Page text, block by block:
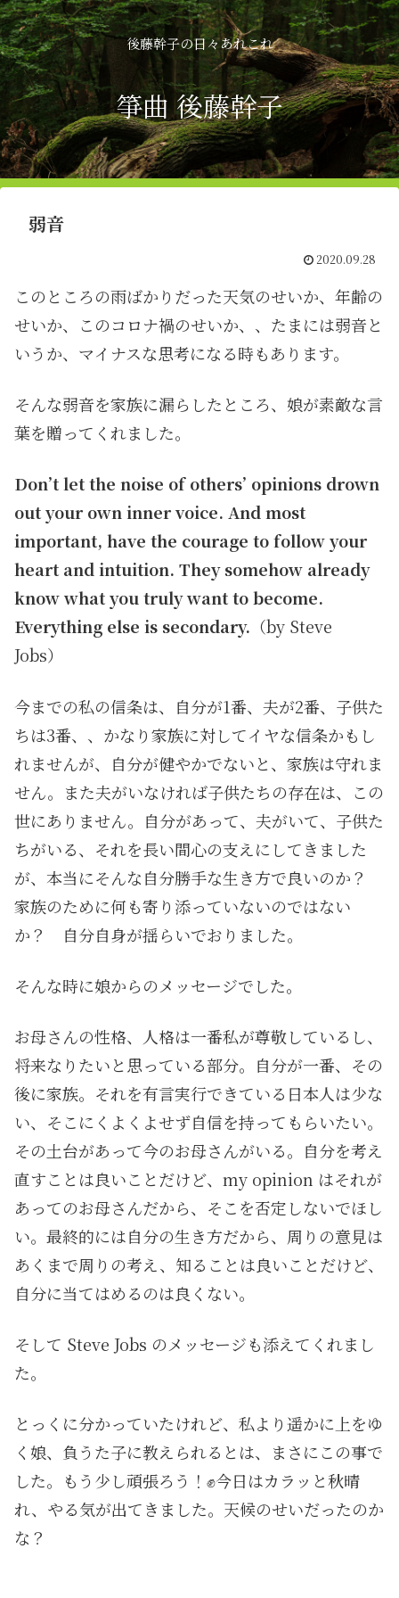
後藤幹子の日々あれこれ
箏曲 後藤幹子
弱音
2020.09.28
このところの雨ばかりだった天気のせいか、年齢の
せいか、このコロナ禍のせいか、、たまには弱音と
いうか、マイナスな思考になる時もあります。
そんな弱音を家族に漏らしたところ、娘が素敵な言
葉を贈ってくれました。
Don’t let the noise of others’ opinions drown
out your own inner voice. And most
important, have the courage to follow your
heart and intuition. They somehow already
know what you truly want to become.
Everything else is secondary. （by Steve
Jobs）
今までの私の信条は、自分が1番、夫が2番、子供た
ちは3番、、かなり家族に対してイヤな信条かもし
れませんが、自分が健やかでないと、家族は守れま
せん。また夫がいなければ子供たちの存在は、この
世にありません。自分があって、夫がいて、子供た
ちがいる、それを長い間心の支えにしてきました
が、本当にそんな自分勝手な生き方で良いのか？
家族のために何も寄り添っていないのではない
か？ 自分自身が揺らいでおりました。
そんな時に娘からのメッセージでした。
お母さんの性格、人格は一番私が尊敬しているし、
将来なりたいと思っている部分。自分が一番、その
後に家族。それを有言実行できている日本人は少な
い、そこにくよくよせず自信を持ってもらいたい。
その土台があって今のお母さんがいる。自分を考え
直すことは良いことだけど、my opinion はそれが
あってのお母さんだから、そこを否定しないでほし
い。最終的には自分の生き方だから、周りの意見は
あくまで周りの考え、知ることは良いことだけど、
自分に当てはめるのは良くない。
そして Steve Jobs のメッセージも添えてくれまし
た。
とっくに分かっていたけれど、私より遥かに上をゆ
く娘、負うた子に教えられるとは、まさにこの事で
した。もう少し頑張ろう！✊今日はカラッと秋晴
れ、やる気が出てきました。天候のせいだったのか
な？